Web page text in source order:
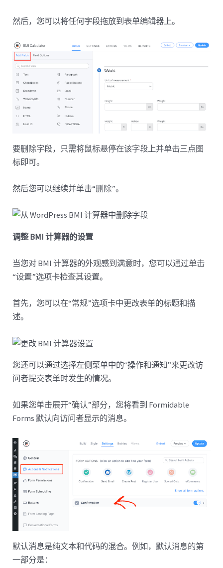
然后，您可以将任何字段拖放到表单编辑器上。
要删除字段，只需将鼠标悬停在该字段上并单击三点图
标即可。
然后您可以继续并单击“删除”。
调整 BMI 计算器的设置
当您对 BMI 计算器的外观感到满意时，您可以通过单击
“设置”选项卡检查其设置。
首先，您可以在“常规”选项卡中更改表单的标题和描
述。
您还可以通过选择左侧菜单中的“操作和通知”来更改访
问者提交表单时发生的情况。
如果您单击展开“确认”部分，您将看到 Formidable
Forms 默认向访问者显示的消息。
默认消息是纯文本和代码的混合。例如，默认消息的第
一部分是：